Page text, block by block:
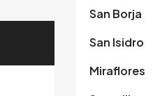
San Borja
San Isidro
Miraflores